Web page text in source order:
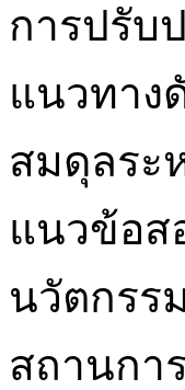
การปรับ
แนวทาง
สมดุลระ
แนวข้อส
นวัตกรร
สถานกา